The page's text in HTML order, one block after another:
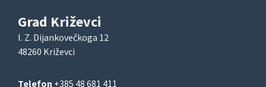
Grad Križevci
I. Z. Dijankovečkoga 12
48260 Križevci
Telefon +385 48 681 411